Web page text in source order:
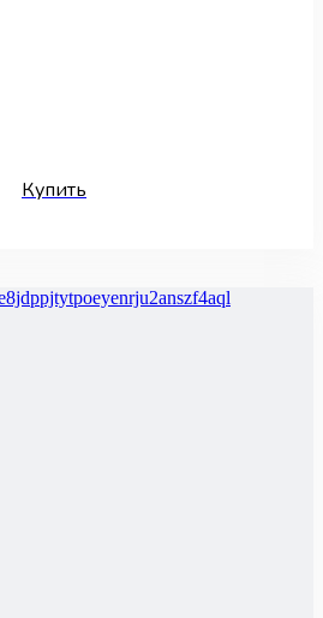
Купить